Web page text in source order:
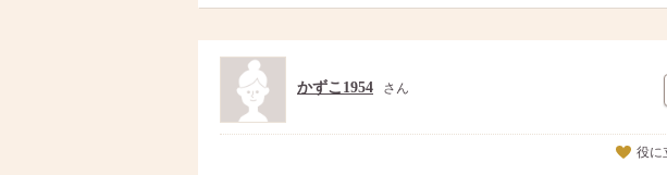
ト
ア
かずこ1954 さん
役に